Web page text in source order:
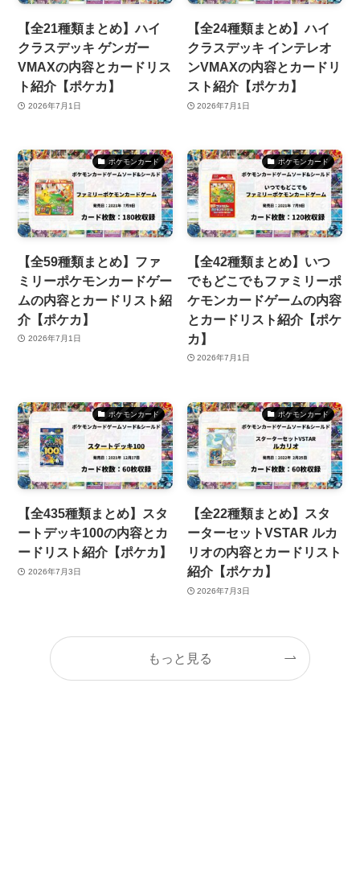
【全21種類まとめ】ハイ
クラスデッキ ゲンガー
VMAXの内容とカードリス
ト紹介【ポケカ】
2026年7月1日
【全24種類まとめ】ハイ
クラスデッキ インテレオ
ンVMAXの内容とカードリ
スト紹介【ポケカ】
2026年7月1日
ポケモンカード
【全59種類まとめ】ファ
ミリーポケモンカードゲー
ムの内容とカードリスト紹
介【ポケカ】
2026年7月1日
ポケモンカード
【全42種類まとめ】いつ
でもどこでもファミリーポ
ケモンカードゲームの内容
とカードリスト紹介【ポケ
カ】
2026年7月1日
ポケモンカード
【全435種類まとめ】スタ
ートデッキ100の内容とカ
ードリスト紹介【ポケカ】
2026年7月3日
ポケモンカード
【全22種類まとめ】スタ
ーターセットVSTAR ルカ
リオの内容とカードリスト
紹介【ポケカ】
2026年7月3日
もっと見る